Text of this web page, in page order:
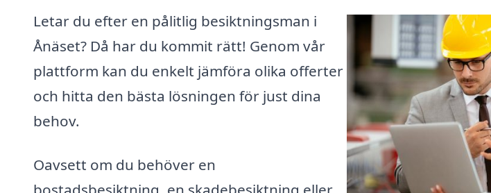
Letar du efter en pålitlig besiktningsman i
Ånäset? Då har du kommit rätt! Genom vår
plattform kan du enkelt jämföra olika offerter
och hitta den bästa lösningen för just dina
behov.
Oavsett om du behöver en